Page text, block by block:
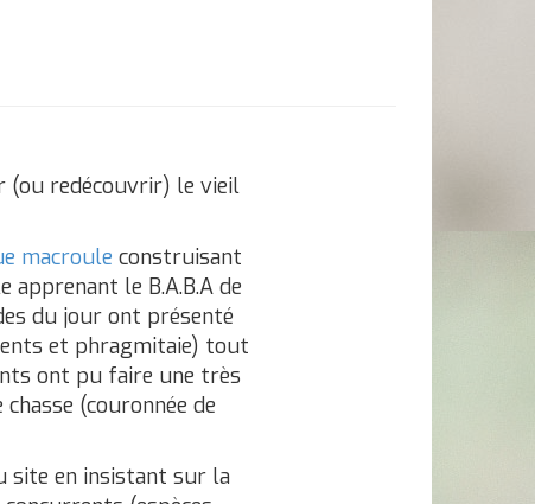
(ou redécouvrir) le vieil
macroule construisant
apprenant le B.A.B.A de
du jour ont présenté
et phragmitaie) tout
ont pu faire une très
chasse (couronnée de
site en insistant sur la